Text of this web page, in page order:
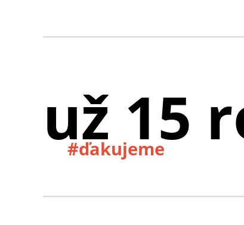
už 15
#ďakujeme